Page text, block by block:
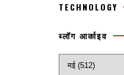
TECHNOLOGY
ब्लॉग आर्काइव